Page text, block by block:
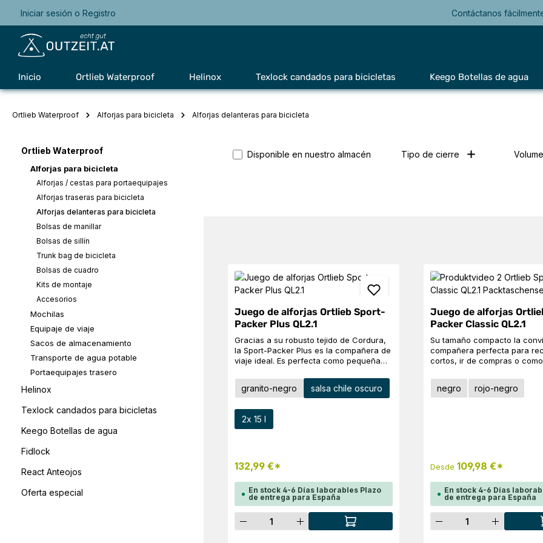
Saltar a la navegación principal
Iniciar sesión o Registro Contáctanos
Inicio Ortlieb Waterproof Helinox Texlock candados para bicicletas Keego Botellas de agua
Ortlieb Waterproof Alforjas para bicicleta Alforjas delanteras para bicicleta
Ortlieb Waterproof
Alforjas para bicicleta
Alforjas / cestas para portaequipajes
Alforjas traseras para bicicleta
Alforjas delanteras para bicicleta
Bolsas de manillar
Bolsas de sillín
Trunk bag de bicicleta
Bolsas de cuadro
Kits de montaje
Accesorios
Mochilas
Equipaje de viaje
Sacos de almacenamiento
Transporte de agua potable
Portaequipajes trasero
Helinox
Texlock candados para bicicletas
Keego Botellas de agua
Fidlock
React Anteojos
Oferta especial
Disponible en nuestro almacén Tipo de cierre
Juego de alforjas Ortlieb Sport-
Packer Plus QL2.1
Gracias a su robusto tejido de Cordura,
la Sport-Packer Plus es la compañera de
viaje ideal. Es perfecta como pequeña
infantiles. Con la ayuda del sistema de
suspensión Quick-Lock2.1, se puede
rápida y sencilla. Detalles del producto:
Correa para el hombro con mosquetón
3M Scotchlite Datos técnicos Volumen: 2
x 15 LPeso: 2 x 840 gAncho x Alto x
Fondo: 25 x 40 x 15 cmMaterial: PS36C
Seleccione
Color
granito-negro salsa chile oscuro
Seleccione
Talla
2x 15 l
132,99 €*
En stock 4-6 Días laborables Plazo
de entrega para España
Cantidad del producto: introduce la
Juego de alforjas
Packer Classic QL2.1
Su tamaño compacto la
compañera perfecta para
cortos, ir de compras o
al sistema de suspensión
puede acoplarse y
Volumen: 2 x 15 LPeso: 2 x
Pr: 25 x 40 x 14 cm Material:
PS490
Seleccione
Color
negro rojo-negro
Desde 109,98 €*
En stock 4-6 Días
de entrega para España
Cantidad del